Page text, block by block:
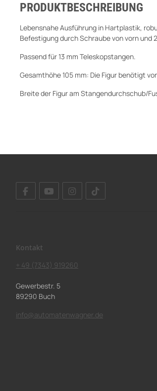
PRODUKTBESCHREIBUNG
Lebensnahe Ausführung in Hartplastik,
Befestigung durch Schraube von vorn und
Passend für 13 mm Teleskopstangen.
Gesamthöhe 105 mm: Die Figur benötigt
Breite der Figur am Stangendurchschub/
Kontakt
+ 49 (7343) 919260
Gewerbestr. 5
89290 Buch
info@automatenwagner.de